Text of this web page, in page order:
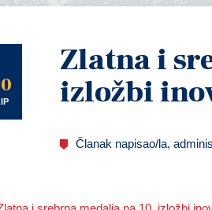
Zlatna i
izložbi
Članak napisao/la,